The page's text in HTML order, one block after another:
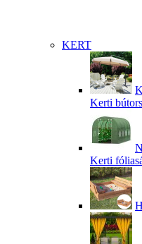
KERT
Kerti
Kerti